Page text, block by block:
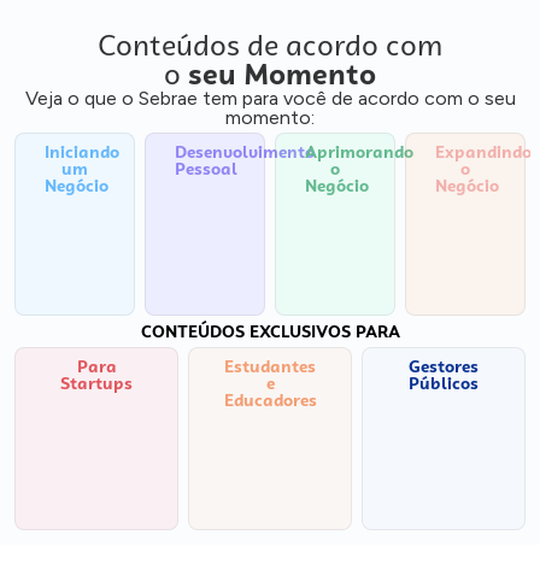
Conteúdos de acordo com
o seu Momento
Veja o que o Sebrae tem para você de acordo com o seu
momento:
Iniciando
um
Negócio
Desenvolvimento
Pessoal
Aprimorando
o
Negócio
Expandindo
o
Negócio
CONTEÚDOS EXCLUSIVOS PARA
Para
Startups
Estudantes
e
Educadores
Gestores
Públicos